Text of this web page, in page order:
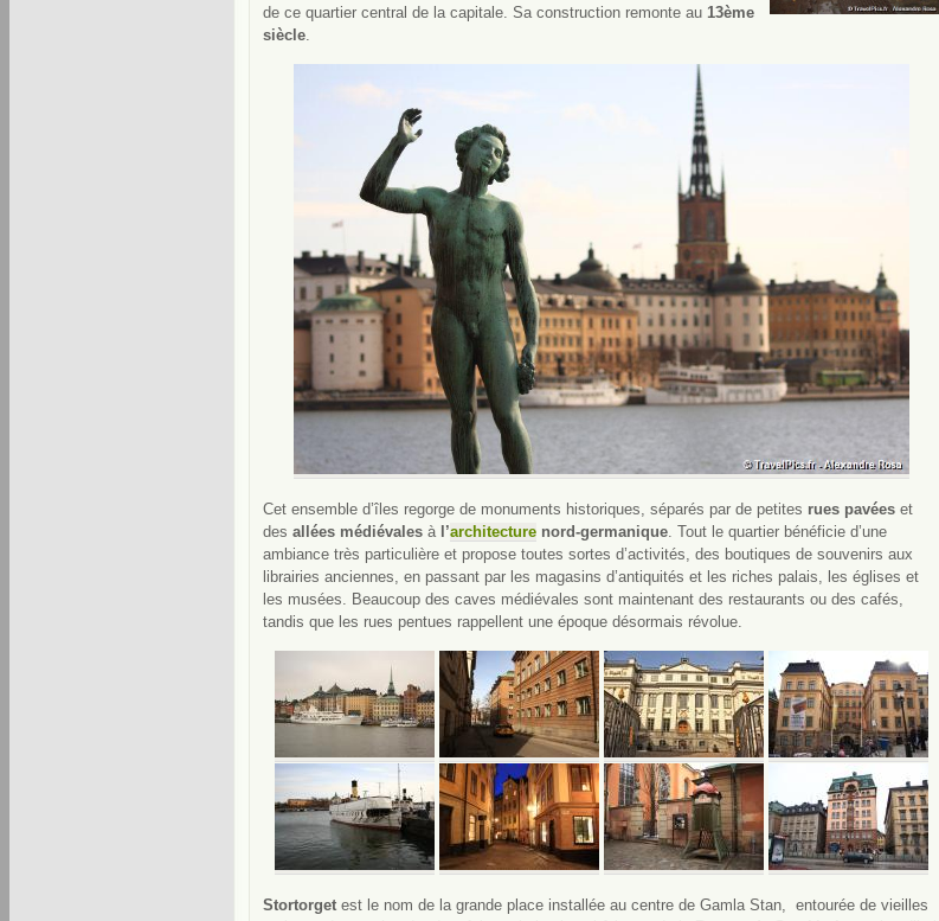
de ce quartier central de la capitale. Sa construction remonte au 13ème
siècle.
Cet ensemble d’îles regorge de monuments historiques, séparés par de petites rues pavées et
des allées médiévales à l’architecture nord-germanique. Tout le quartier bénéficie d’une
ambiance très particulière et propose toutes sortes d’activités, des boutiques de souvenirs aux
librairies anciennes, en passant par les magasins d’antiquités et les riches palais, les églises et
les musées. Beaucoup des caves médiévales sont maintenant des restaurants ou des cafés,
tandis que les rues pentues rappellent une époque désormais révolue.
Stortorget est le nom de la grande place installée au centre de Gamla Stan, entourée de vieilles